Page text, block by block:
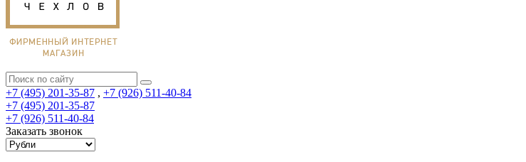
+7 (495) 201-35-87 , +7 (926) 511-40-84
+7 (495) 201-35-87
+7 (926) 511-40-84
Заказать звонок